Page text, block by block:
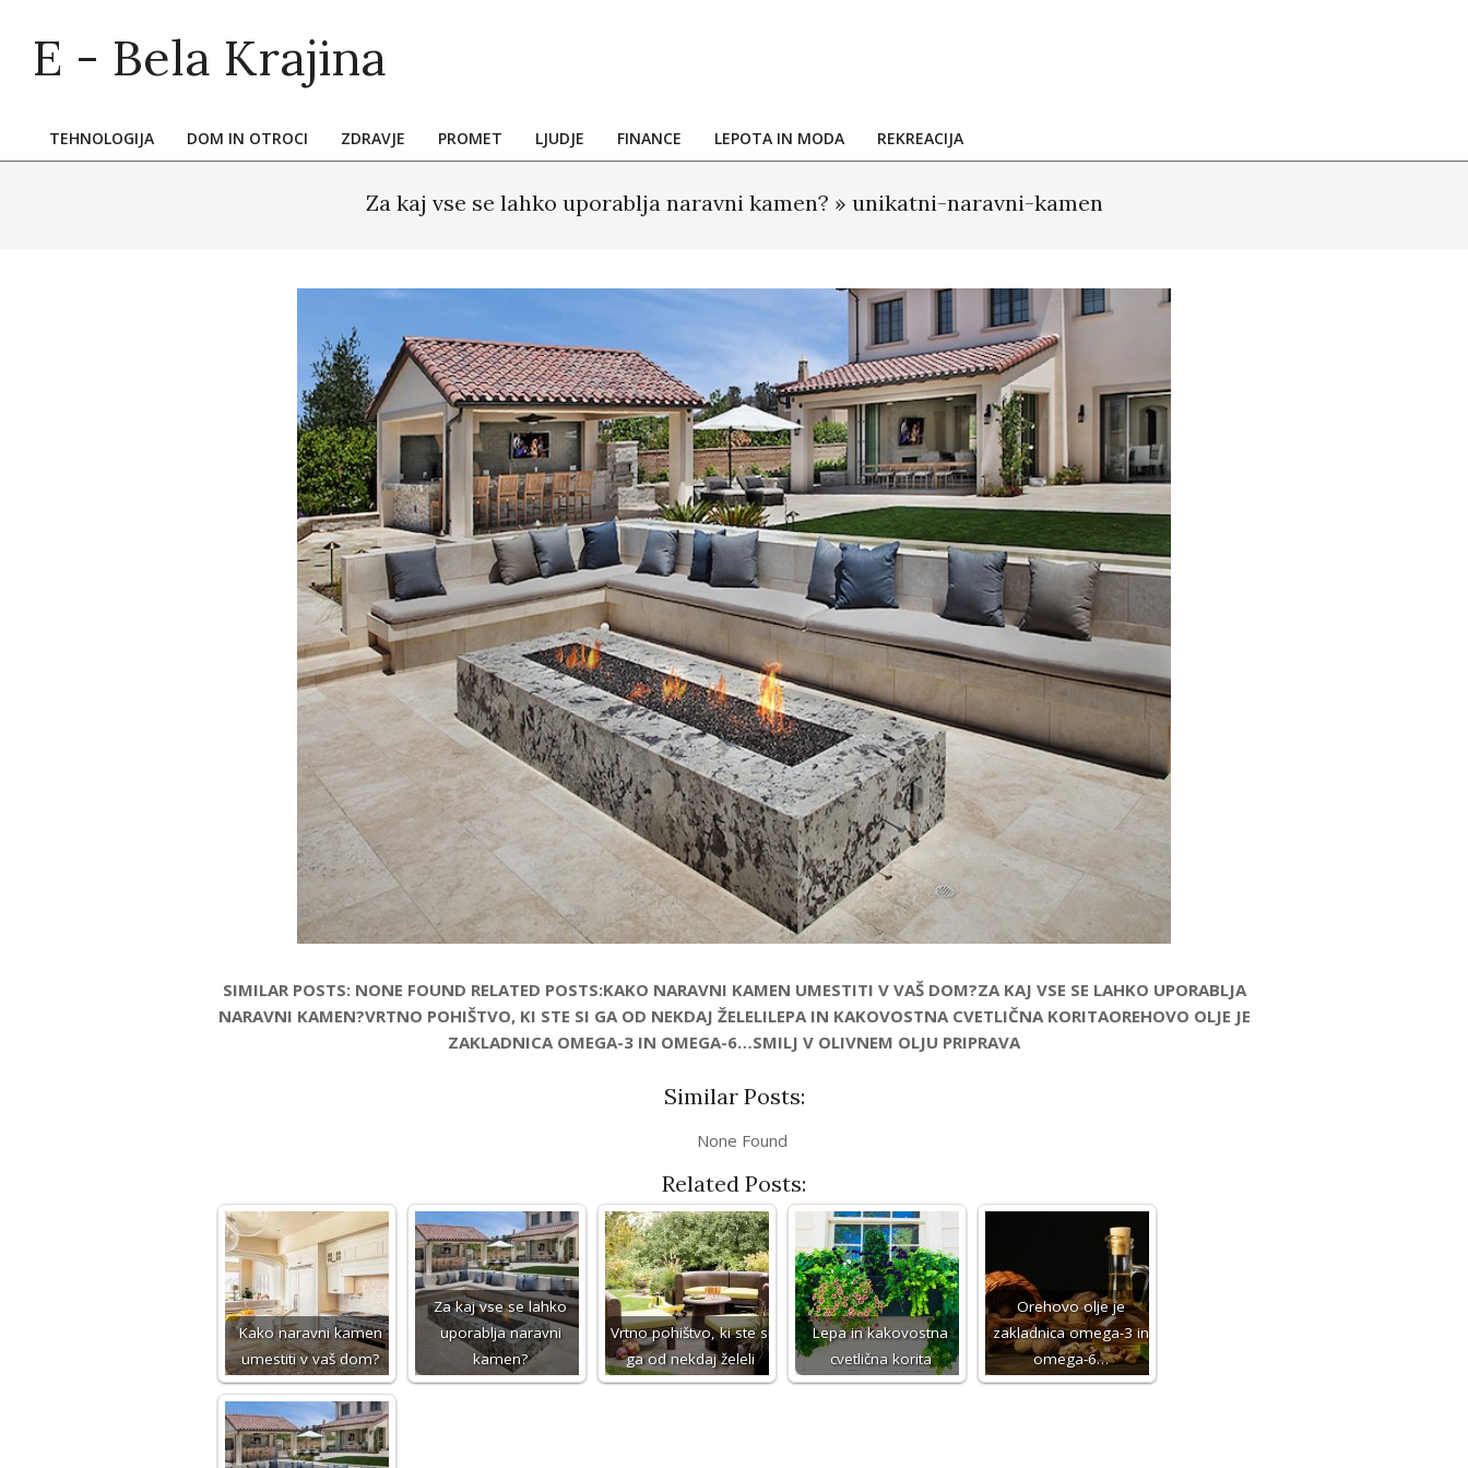
contentE - Bela Krajina
Primary
TEHNOLOGIJA DOM IN OTROCI ZDRAVJE PROMET LJUDJE FINANCE LEPOTA IN MODA REKREACIJA
Za kaj vse se lahko uporablja naravni kamen? » unikatni-naravni-kamen
SIMILAR POSTS: NONE FOUND RELATED POSTS:KAKO NARAVNI KAMEN UMESTITI V VAŠ DOM?ZA KAJ VSE SE LAHKO UPORABLJA
NARAVNI KAMEN?VRTNO POHIŠTVO, KI STE SI GA OD NEKDAJ ŽELELILEPA IN KAKOVOSTNA CVETLIČNA KORITAOREHOVO OLJE JE
ZAKLADNICA OMEGA-3 IN OMEGA-6…SMILJ V OLIVNEM OLJU PRIPRAVA
Similar Posts:
None Found
Related Posts:
Kako naravni kamen
umestiti v vaš dom?
Za kaj vse se lahko
uporablja naravni
kamen?
Vrtno pohištvo, ki ste si
ga od nekdaj želeli
Lepa in kakovostna
cvetlična korita
Orehovo olje je
zakladnica omega-3 in
omega-6…